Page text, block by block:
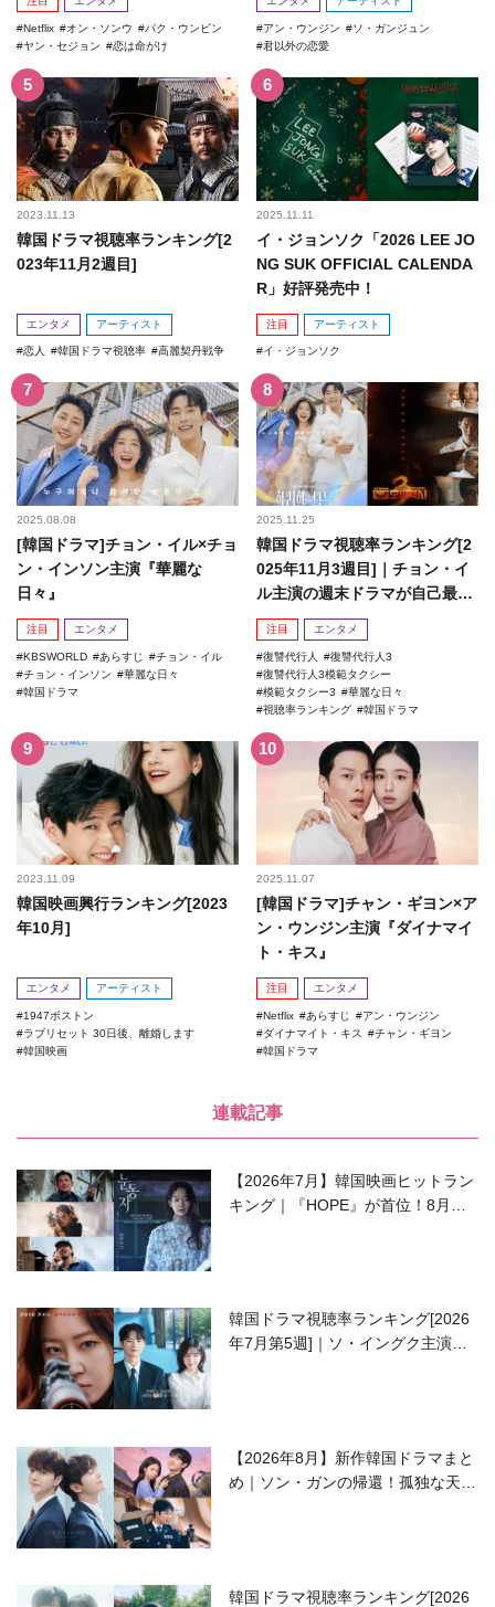
Netflix オン・ソンウ
パク・ウンビン
ヤン・セジョン
恋は命がけ
アン・ウンジン
ソ・ガンジュン
君以外の恋愛
2023.11.13
韓国ドラマ視聴率ランキング[2
023年11月2週目]
エンタメ アーティスト
恋人 韓国ドラマ視聴率 高麗契丹戦争
2025.11.11
イ・ジョンソク「2026 LEE JO
NG SUK OFFICIAL CALENDA
R」好評発売中！
注目 アーティスト
イ・ジョンソク
2025.08.08
[韓国ドラマ]チョン・イル×チョ
ン・インソン主演『華麗な
日々』
注目 エンタメ
KBSWORLD あらすじ
チョン・イル
チョン・インソン
華麗な日々
韓国ドラマ
2025.11.25
韓国ドラマ視聴率ランキング[2
025年11月3週目]｜チョン・イ
ル主演の週末ドラマが自己最高
記録を更新！
注目 エンタメ
復讐代行人
復讐代行人3
復讐代行人3模範タクシー
模範タクシー3
華麗な日々
視聴率ランキング
韓国ドラマ
2023.11.09
韓国映画興行ランキング[2023
年10月]
エンタメ アーティスト
1947ボストン
ラブリセット 30日後、離婚します
韓国映画
2025.11.07
[韓国ドラマ]チャン・ギヨン×ア
ン・ウンジン主演『ダイナマイ
ト・キス』
注目 エンタメ
Netflix あらすじ
アン・ウンジン
ダイナマイト・キス
チャン・ギヨン
韓国ドラマ
連載記事
【2026年7月】韓国映画ヒットラン
キング｜『HOPE』が首位！8月公
韓国ドラマ視聴率ランキング[2026
年7月第5週]｜ソ・イングク主演の
【2026年8月】新作韓国ドラマまと
め｜ソン・ガンの帰還！孤独な天才
韓国ドラマ視聴率ランキング[2026